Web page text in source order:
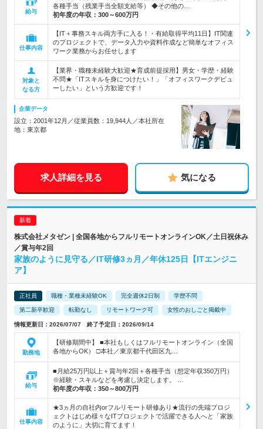
給与
各種手当（残業手当全額支給等） ◆その他の…
初年度の年収： 300～600万円
仕事内容
【IT＋事務スキル両方手に入る！・有給取得平均11日】IT関連
のプロジェクトで、データ入力や資料作成など簡単なオフィス
ワーク業務からお任せします
対象と
なる方
【業界・職種未経験大歓迎★育成前提採用】男女・学歴・経験
不問★「ITスキルを身につけたい！」「オフィスワークデビュ
ーしたい」という方歓迎です！
企業データ
設立：2001年12月／従業員数：19,944人／本社所在
地：東京都
求人詳細を見る 気になる
株式会社メタゼン | 全国各地からフルリモートオンラインOK／土日祝休み
／賞与年2回
家族のように見守る／IT研修3ヵ月／年休125日【ITエンジニ
ア】
正社員 職種・業種未経験OK 完全週休2日制 学歴不問
第二新卒歓迎 転勤なし リモートワーク可 女性のおしごと掲載中
情報更新日：2026/07/07 終了予定日：2026/09/14
勤務地
【研修期間中】 ■本社もしくはフルリモートオンライン（全国
各地からOK） □本社／東京都千代田区九…
給与
■月給25万円以上＋賞与年2回＋各種手当（想定年収350万円）
※経験・スキルなどを考慮し決定します。 …
初年度の年収： 350～800万円
仕事内容
★3ヵ月の自社内orフルリモート研修あり★流行の先端プロジ
ェクトはじめ様々なITプロジェクトで活躍できる人へと「家族
のように」大切に育てます！